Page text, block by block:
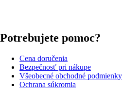
Potrebujete pomoc?
Cena doručenia
Bezpečnosť pri nákupe
Všeobecné obchodné podmienky
Ochrana súkromia